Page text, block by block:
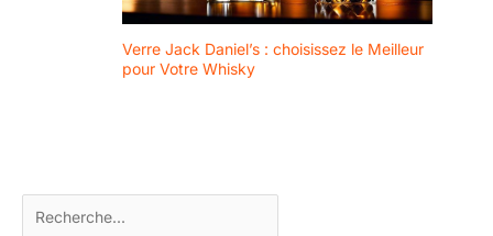
Verre Jack Daniel’s : choisissez le Meilleur
pour Votre Whisky